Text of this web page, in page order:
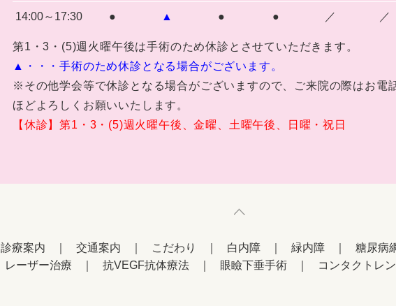
14:00～17:30 ● ▲ ● ● ／ ／
第1・3・(5)週火曜午後は手術のため休診とさせていただきます。
▲・・・手術のため休診となる場合がございます。
※その他学会等で休診となる場合がございますので、ご来院の際はお電
ほどよろしくお願いいたします。
【休診】第1・3・(5)週火曜午後、金曜、土曜午後、日曜・祝日
診療案内 交通案内 こだわり 白内障 緑内障
糖尿病
レーザー治療 抗VEGF抗体療法 眼瞼下垂手術 コンタクトレ